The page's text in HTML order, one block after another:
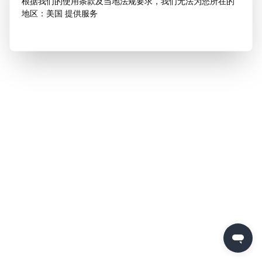
地区：美国 提供服务